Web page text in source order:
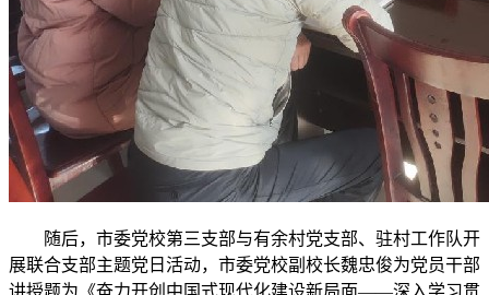
随后，市委党校第三支部与有余村党支部、驻村工作队开
展联合支部主题党日活动，市委党校副校长魏忠俊为党员干部
讲授题为《奋力开创中国式现代化建设新局面——深入学习贯